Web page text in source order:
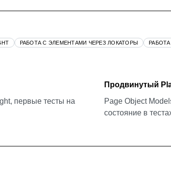
РАБОТА С ЭЛЕМЕНТАМИ ЧЕРЕЗ ЛОКАТОРЫ
первые тесты на
Продвинутый
Page Object
состояние в